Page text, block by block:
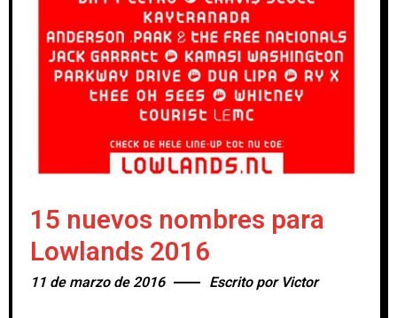
15 nuevos nombres para
Lowlands 2016
11 de marzo de 2016 Escrito por Victor